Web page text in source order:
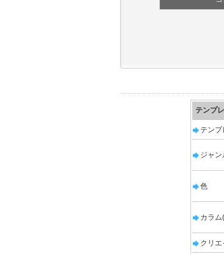
テンプ
テンプ
ジャン
色
カラ
クリエ